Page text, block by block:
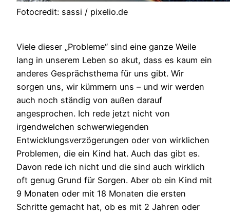
Fotocredit: sassi / pixelio.de
Viele dieser „Probleme“ sind eine ganze Weile
lang in unserem Leben so akut, dass es kaum ein
anderes Gesprächsthema für uns gibt. Wir
sorgen uns, wir kümmern uns – und wir werden
auch noch ständig von außen darauf
angesprochen. Ich rede jetzt nicht von
irgendwelchen schwerwiegenden
Entwicklungsverzögerungen oder von wirklichen
Problemen, die ein Kind hat. Auch das gibt es.
Davon rede ich nicht und die sind auch wirklich
oft genug Grund für Sorgen. Aber ob ein Kind mit
9 Monaten oder mit 18 Monaten die ersten
Schritte gemacht hat, ob es mit 2 Jahren oder